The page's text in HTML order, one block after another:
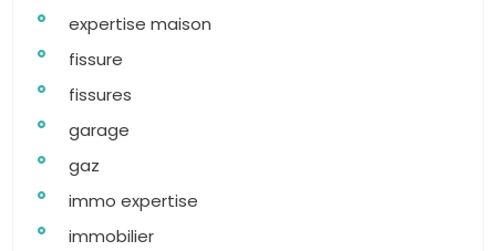
expertise maison
fissure
fissures
garage
gaz
immo expertise
immobilier